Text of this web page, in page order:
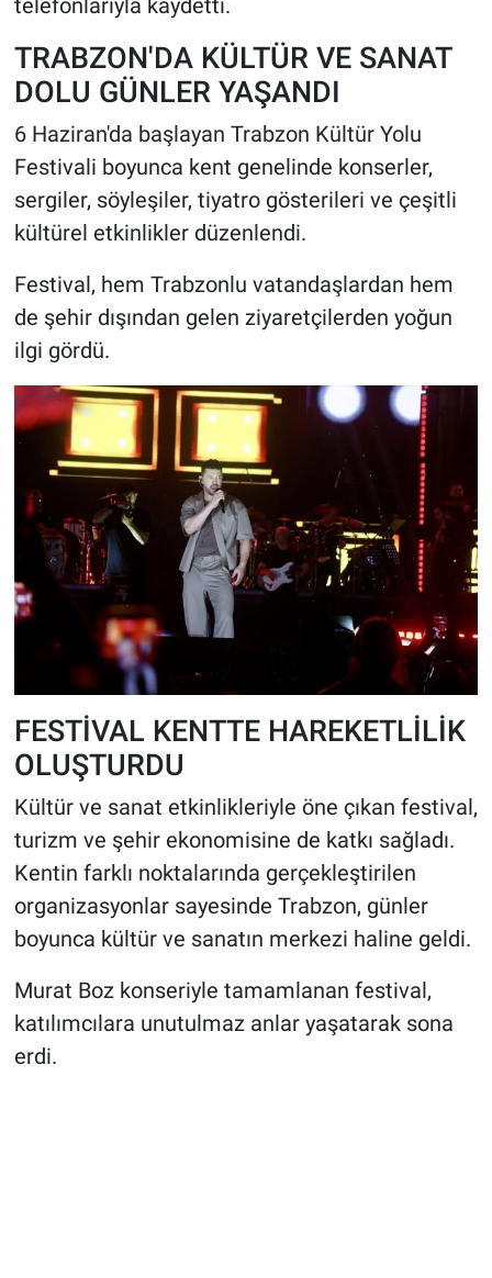
TRABZON'DA KÜLTÜR VE SANAT
DOLU GÜNLER YAŞANDI
6 Haziran'da başlayan Trabzon Kültür Yolu
Festivali boyunca kent genelinde konserler,
sergiler, söyleşiler, tiyatro gösterileri ve çeşitli
kültürel etkinlikler düzenlendi.
Festival, hem Trabzonlu vatandaşlardan hem
de şehir dışından gelen ziyaretçilerden yoğun
ilgi gördü.
FESTİVAL KENTTE HAREKETLİLİK
OLUŞTURDU
Kültür ve sanat etkinlikleriyle öne çıkan festival,
turizm ve şehir ekonomisine de katkı sağladı.
Kentin farklı noktalarında gerçekleştirilen
organizasyonlar sayesinde Trabzon, günler
boyunca kültür ve sanatın merkezi haline geldi.
Murat Boz konseriyle tamamlanan festival,
katılımcılara unutulmaz anlar yaşatarak sona
erdi.